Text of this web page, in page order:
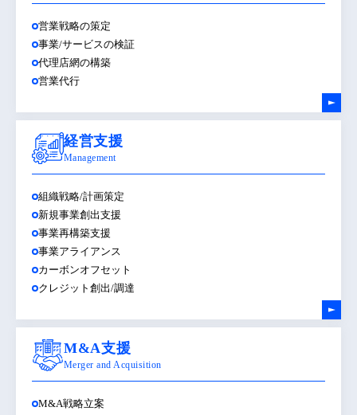
営業戦略の策定
事業/サービスの検証
代理店網の構築
営業代行
経営支援
Management
組織戦略/計画策定
新規事業創出支援
事業再構築支援
事業アライアンス
カーボンオフセット
クレジット創出/調達
M&A支援
Merger and Acquisition
M&A戦略立案